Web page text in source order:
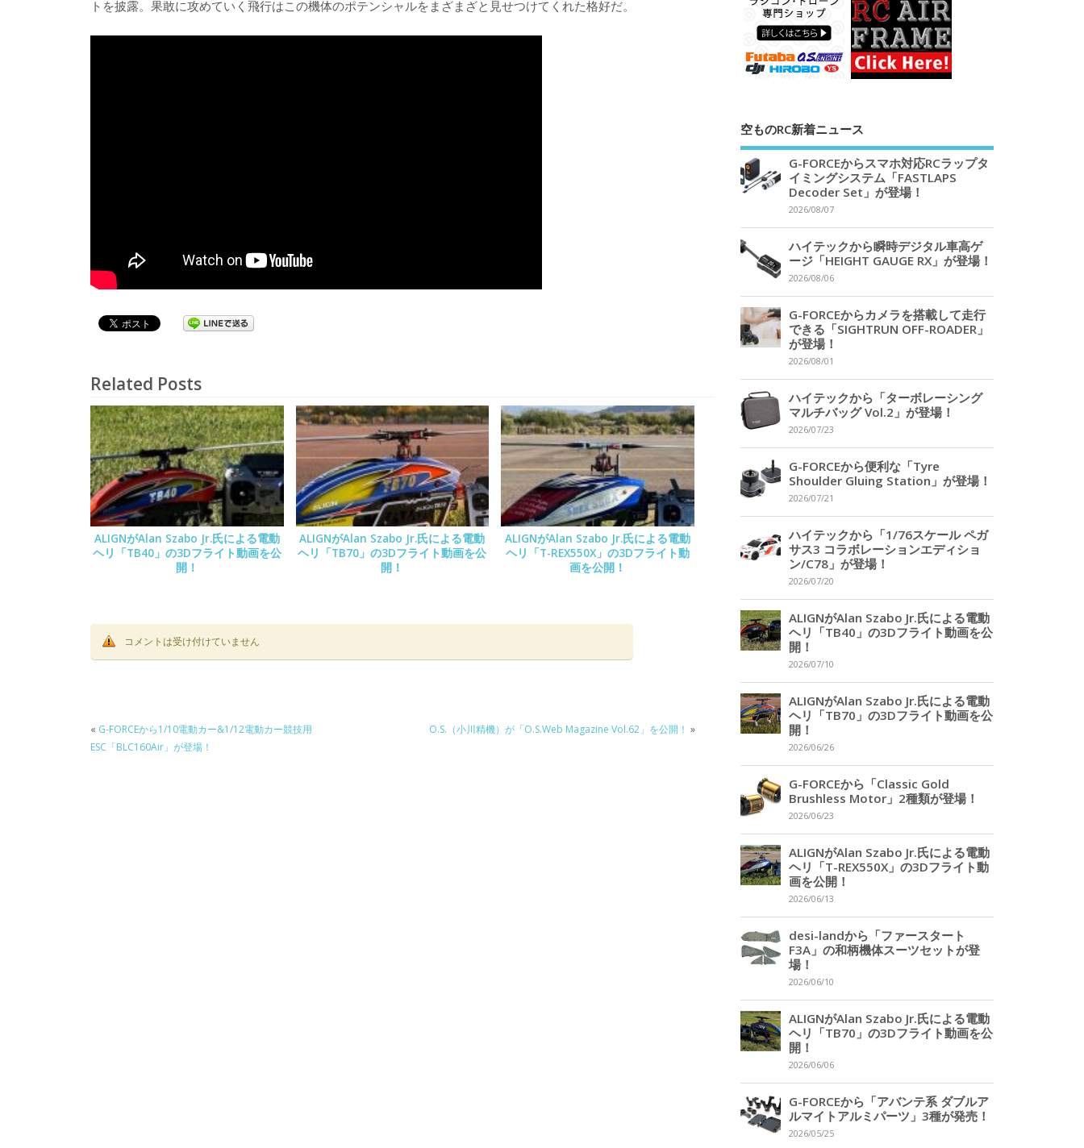
トを披露。果敢に攻めていく飛行はこの機体のポテンシャルをまざまざと見せつけてくれた格好だ。
Related Posts
ALIGNがAlan Szabo Jr.氏による電動
ヘリ「TB40」の3Dフライト動画を公
開！
ALIGNがAlan Szabo Jr.氏による電動
ヘリ「TB70」の3Dフライト動画を公
開！
ALIGNがAlan Szabo Jr.氏による電動
ヘリ「T-REX550X」の3Dフライト動
画を公開！
コメントは受け付けていません
« G-FORCEから1/10電動カー&1/12電動カー競技用
ESC「BLC160Air」が登場！
O.S.（小川精機）が「O.S.Web Magazine Vol.62」を公開！ »
空ものRC新着ニュース
G-FORCEからスマホ対応RCラップタ
イミングシステム「FASTLAPS
Decoder Set」が登場！
2026/08/07
ハイテックから瞬時デジタル車高ゲ
ージ「HEIGHT GAUGE RX」が登場！
2026/08/06
G-FORCEからカメラを搭載して走行
できる「SIGHTRUN OFF-ROADER」
が登場！
2026/08/01
ハイテックから「ターボレーシング
マルチバッグ Vol.2」が登場！
2026/07/23
G-FORCEから便利な「Tyre
Shoulder Gluing Station」が登場！
2026/07/21
ハイテックから「1/76スケール ペガ
サス3 コラボレーションエディショ
ン/C78」が登場！
2026/07/20
ALIGNがAlan Szabo Jr.氏による電動
ヘリ「TB40」の3Dフライト動画を公
開！
2026/07/10
ALIGNがAlan Szabo Jr.氏による電動
ヘリ「TB70」の3Dフライト動画を公
開！
2026/06/26
G-FORCEから「Classic Gold
Brushless Motor」2種類が登場！
2026/06/23
ALIGNがAlan Szabo Jr.氏による電動
ヘリ「T-REX550X」の3Dフライト動
画を公開！
2026/06/13
desi-landから「ファースタート
F3A」の和柄機体スーツセットが登
場！
2026/06/10
ALIGNがAlan Szabo Jr.氏による電動
ヘリ「TB70」の3Dフライト動画を公
開！
2026/06/06
G-FORCEから「アバンテ系 ダブルア
ルマイトアルミパーツ」3種が発売！
2026/05/25